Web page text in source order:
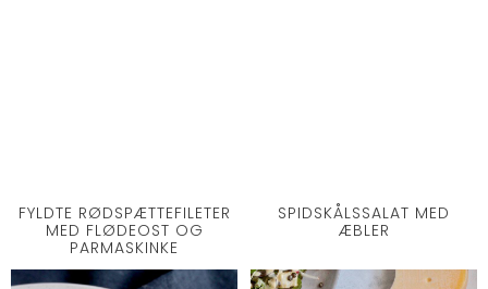
FYLDTE RØDSPÆTTEFILETER
MED FLØDEOST OG
PARMASKINKE
SPIDSKÅLSSALAT MED
ÆBLER